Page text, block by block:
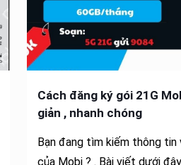
Cách đăng ký gói 21G
giản , nhanh chóng
Bạn đang tìm kiếm thông tin
của Mobi ? . Bài viết dưới